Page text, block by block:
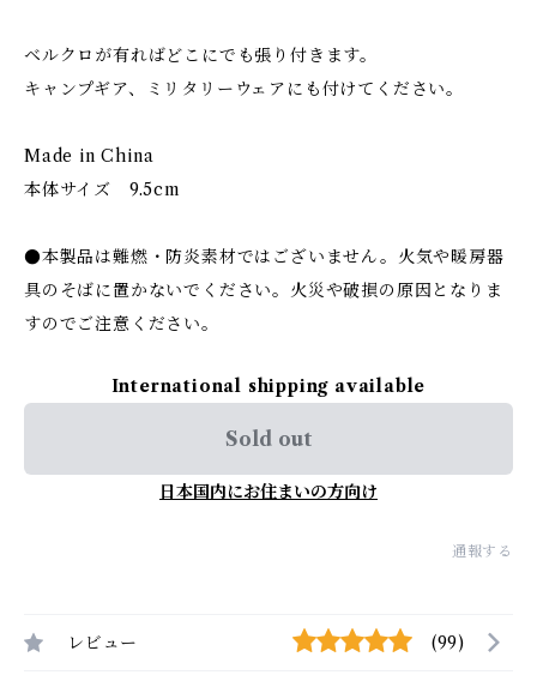
ベルクロが有ればどこにでも張り付きます。
キャンプギア、ミリタリーウェアにも付けてください。
Made in China
本体サイズ 9.5cm
●本製品は難燃・防炎素材ではございません。火気や暖房器
具のそばに置かないでください。火災や破損の原因となりま
すのでご注意ください。
International shipping available
Sold out
日本国内にお住まいの方向け
通報する
レビュー (99)